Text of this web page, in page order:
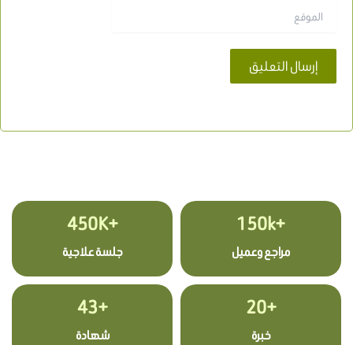
+150k
مراجع وعميل
+450K
جلسة علاجية
+20
خبرة
+43
شهادة